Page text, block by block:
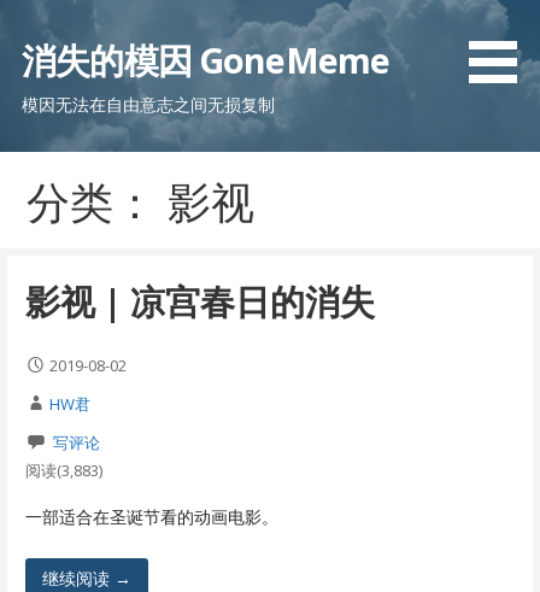
消失的模因 GoneMeme
模因无法在自由意志之间无损复制
分类： 影视
影视 | 凉宫春日的消失
2019-08-02
HW君
写评论
阅读(3,883)
一部适合在圣诞节看的动画电影。
继续阅读 →